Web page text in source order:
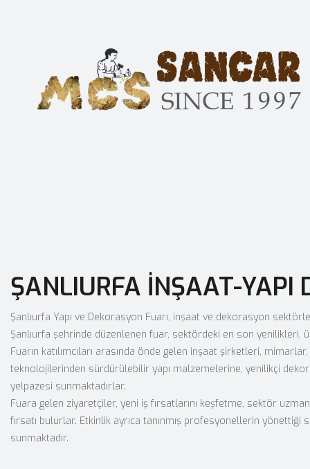
ŞANLIURFA İNŞAAT-YAPI
Şanlıurfa Yapı ve Dekorasyon Fuarı, inşaat ve dekorasyon
Şanlıurfa şehrinde düzenlenen fuar, sektördeki en son
Fuarın katılımcıları arasında önde gelen inşaat şirketleri,
teknolojilerinden sürdürülebilir yapı malzemelerine, yenilikçi
yelpazesi sunmaktadırlar.
Fuara gelen ziyaretçiler, yeni iş fırsatlarını keşfetme, sektör
fırsatı bulurlar. Etkinlik ayrıca tanınmış profesyonellerin
sunmaktadır.